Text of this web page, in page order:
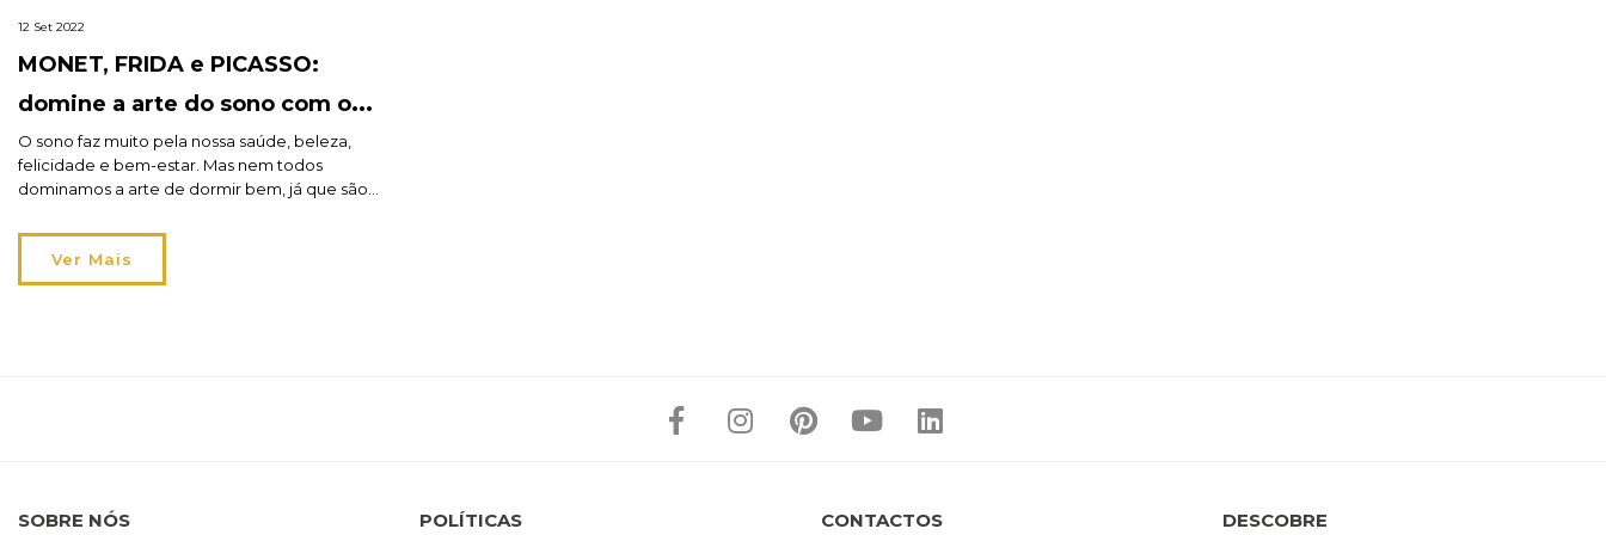
12 Set 2022
MONET, FRIDA e PICASSO:
domine a arte do sono com os
nossos colchões!
O sono faz muito pela nossa saúde, beleza,
felicidade e bem-estar. Mas nem todos
dominamos a arte de dormir bem, já que são
determinam a qualidade do descanso. Tão
importante quanto criar uma rotina de sono
que lhe permita “desligar” do stress e das
Ver Mais
SOBRE NÓS POLÍTICAS CONTACTOS DESCOBRE